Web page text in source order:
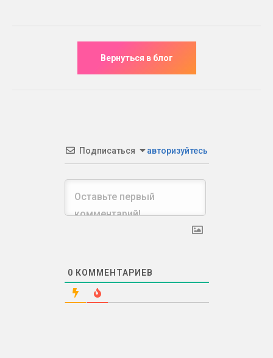
Подписаться авторизуйтесь
0 КОММЕНТАРИЕВ